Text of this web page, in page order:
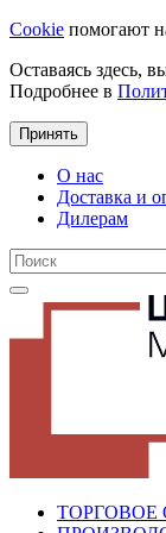
Cookie помогают
Оставаясь здесь,
Подробнее в
Принять
О нас
Доставка и
Дилерам
ТОРГОВОЕ